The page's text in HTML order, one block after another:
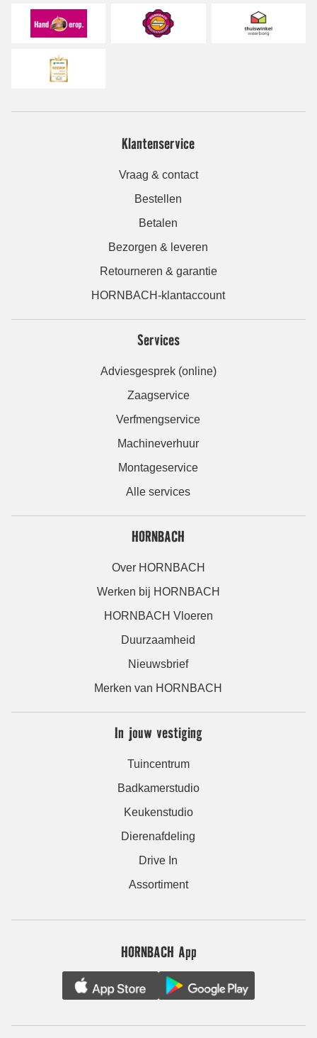
Klantenservice
Vraag & contact
Bestellen
Betalen
Bezorgen & leveren
Retourneren & garantie
HORNBACH-klantaccount
Services
Adviesgesprek (online)
Zaagservice
Verfmengservice
Machineverhuur
Montageservice
Alle services
HORNBACH
Over HORNBACH
Werken bij HORNBACH
HORNBACH Vloeren
Duurzaamheid
Nieuwsbrief
Merken van HORNBACH
In jouw vestiging
Tuincentrum
Badkamerstudio
Keukenstudio
Dierenafdeling
Drive In
Assortiment
HORNBACH App